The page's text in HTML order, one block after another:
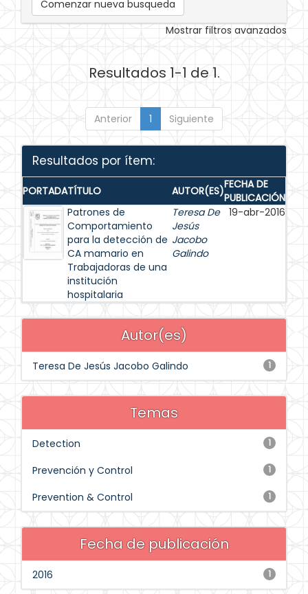
Comenzar nueva busqueda
Mostrar filtros avanzados
Resultados 1-1 de 1.
Anterior 1 Siguiente
Resultados por ítem:
PORTADATÍTULO AUTOR(ES)FECHA DE
PUBLICACIÓN
Patrones de
Comportamiento
para la detección de
CA mamario en
Trabajadoras de una
institución
hospitalaria
Teresa De
Jesús
Jacobo
Galindo
19-abr-2016
Autor(es)
1
Teresa De Jesús Jacobo Galindo
Temas
1
Detection
1
Prevención y Control
1
Prevention & Control
Fecha de publicación
1
2016